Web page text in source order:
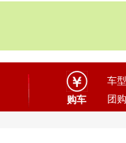
购车
车型
团购